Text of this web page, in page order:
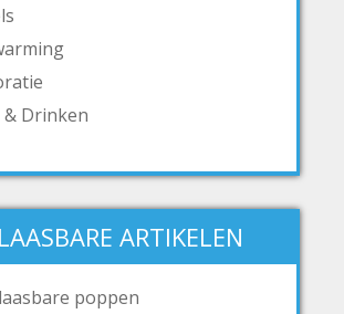
& Drinken
ARTIKELEN
poppen